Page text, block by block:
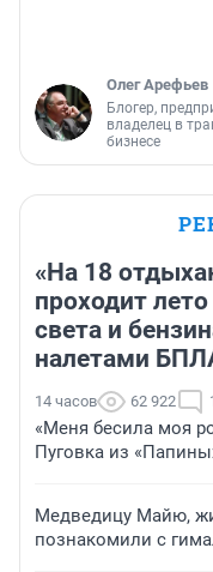
Олег Арефьев
Блогер,
владелец в
бизнесе
«На 18
проходит
света и
налетами
14 часов 62 922
«Меня бесила моя
Пуговка из
Медведицу Майю,
познакомили с